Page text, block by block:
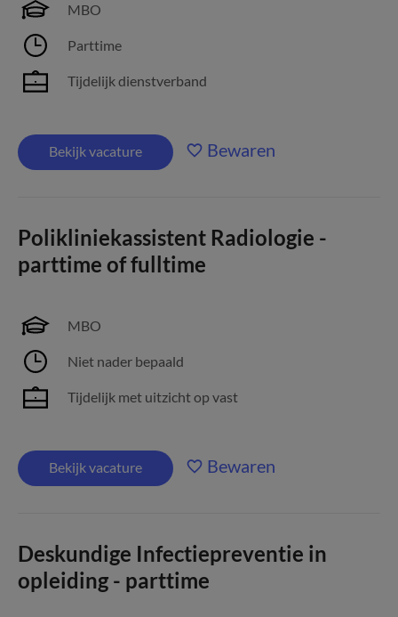
MBO
Parttime
Tijdelijk dienstverband
Bekijk vacature Bewaren
Polikliniekassistent Radiologie -
parttime of fulltime
MBO
Niet nader bepaald
Tijdelijk met uitzicht op vast
Bekijk vacature Bewaren
Deskundige Infectiepreventie in
opleiding - parttime